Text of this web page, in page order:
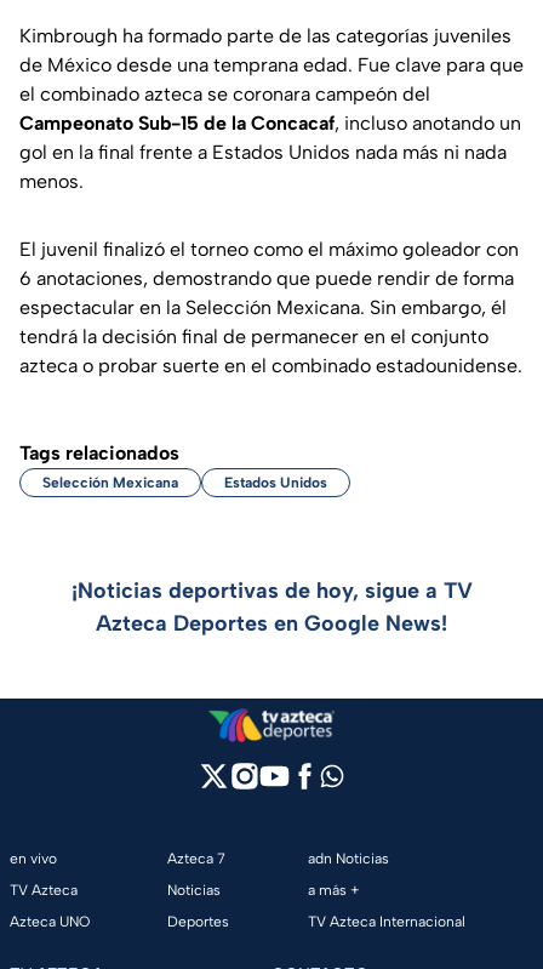
Kimbrough ha formado parte de las categorías juveniles
de México desde una temprana edad. Fue clave para que
el combinado azteca se coronara campeón del
Campeonato Sub-15 de la Concacaf, incluso anotando un
gol en la final frente a Estados Unidos nada más ni nada
menos.
El juvenil finalizó el torneo como el máximo goleador con
6 anotaciones, demostrando que puede rendir de forma
espectacular en la Selección Mexicana. Sin embargo, él
tendrá la decisión final de permanecer en el conjunto
azteca o probar suerte en el combinado estadounidense.
Tags relacionados
Selección Mexicana Estados Unidos
¡Noticias deportivas de hoy, sigue a TV
Azteca Deportes en Google News!
en vivo
TV Azteca
Azteca UNO
Azteca 7
Noticias
Deportes
adn Noticias
a más +
TV Azteca Internacional